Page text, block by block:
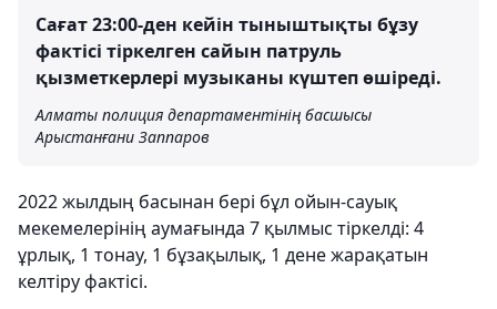
Сағат 23:00-ден кейін тыныштықты бұзу
фактісі тіркелген сайын патруль
қызметкерлері музыканы күштеп өшіреді.
Алматы полиция департаментінің басшысы
Арыстанғани Заппаров
2022 жылдың басынан бері бұл ойын-сауық
мекемелерінің аумағында 7 қылмыс тіркелді: 4
ұрлық, 1 тонау, 1 бұзақылық, 1 дене жарақатын
келтіру фактісі.